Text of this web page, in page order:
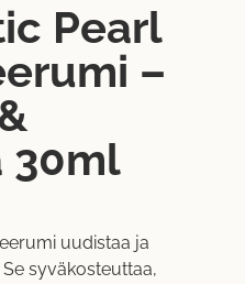
Pearl
–
30ml
uudistaa ja
syväkosteuttaa,